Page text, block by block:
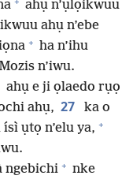
ahụ n’ụlọikwuu
ahụ n’ebe
+ ha n’ihu
n’iwu.
ahụ e ji ọlaedo rụọ
ahụ, 27
ka o
ụtọ n’elu ya, +
ngebichi + nke